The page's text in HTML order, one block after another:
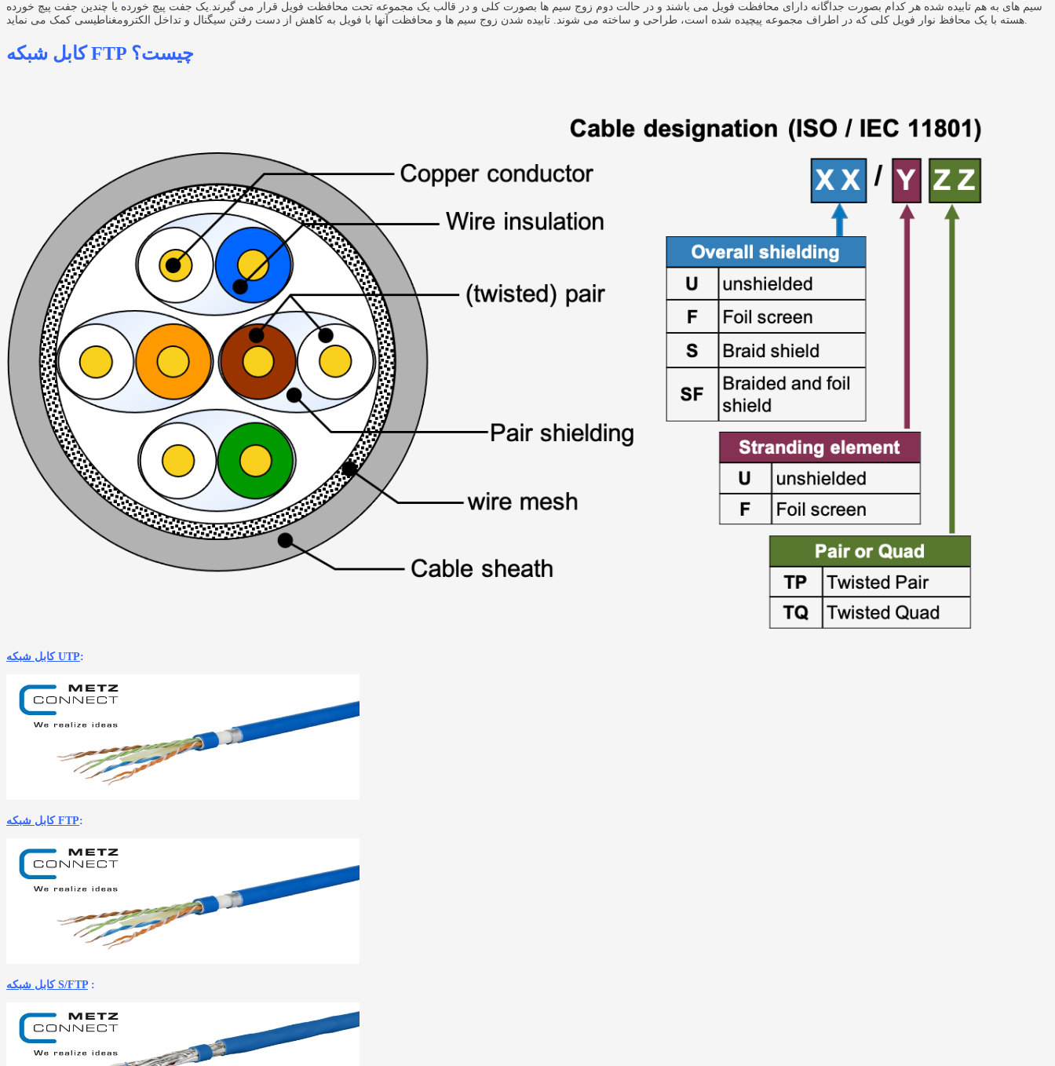
سیم های به هم تابیده شده هر کدام بصورت جداگانه دارای محافظت فویل می باشند و در حالت دوم زوج سیم ها بصورت کلی و در قالب یک مجموعه تحت محافظت فویل قرار می گیرند.یک جفت پیچ خورده یا چندین جفت پیچ خورده
کابل شبکه FTP چیست؟
کابل شبکه UTP:
کابل شبکه FTP:
کابل شبکه S/FTP :